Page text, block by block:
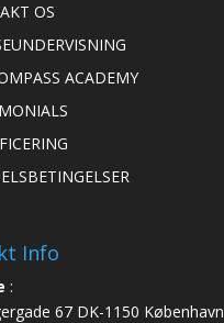
OS
ACADEMY
Info
:
67 DK-1150 København